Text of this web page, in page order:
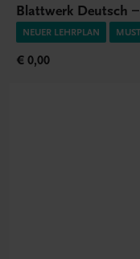
Blattwerk Deutsch
NEUER LEHRPLAN
€ 0,00